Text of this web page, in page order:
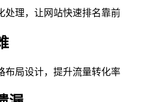
处理，让网站快速排名靠前
布局设计，提升流量转化率